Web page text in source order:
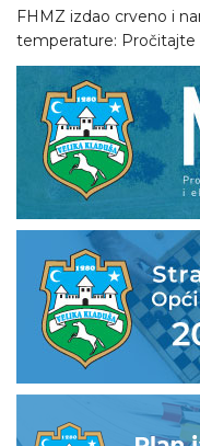
FHMZ izdao crveno i
temperature: Pročitajte